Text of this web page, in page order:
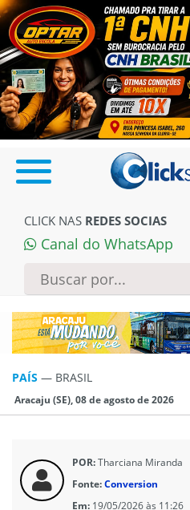
CLICK NAS REDES SOCIAS
Canal do WhatsApp
PAÍS — BRASIL
Aracaju (SE), 08 de agosto de 2026
POR:Tharciana Miranda
Fonte:Conversion
Em: 19/05/2026 às 11:26